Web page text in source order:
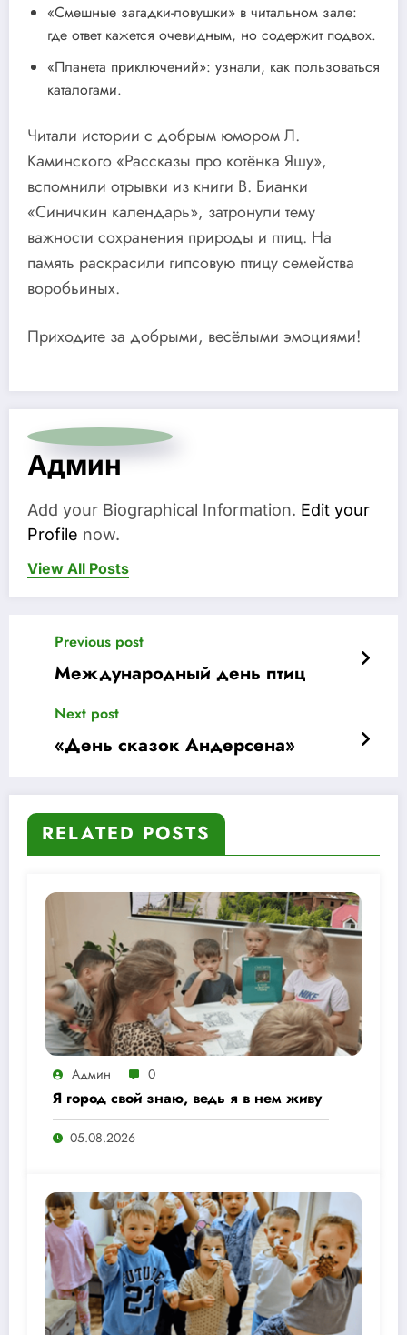
«Смешные загадки-ловушки» в читальном зале:
где ответ кажется очевидным, но содержит подвох.
«Планета приключений»: узнали, как пользоваться
каталогами.
Читали истории с добрым юмором Л.
Каминского «Рассказы про котёнка Яшу»,
вспомнили отрывки из книги В. Бианки
«Синичкин календарь», затронули тему
важности сохранения природы и птиц. На
память раскрасили гипсовую птицу семейства
воробьиных.
Приходите за добрыми, весёлыми эмоциями!
Админ
Add your Biographical Information. Edit your
Profile now.
View All Posts
Previous post
Международный день птиц
Next post
«День сказок Андерсена»
RELATED POSTS
Админ 0
Я город свой знаю, ведь я в нем живу
05.08.2026